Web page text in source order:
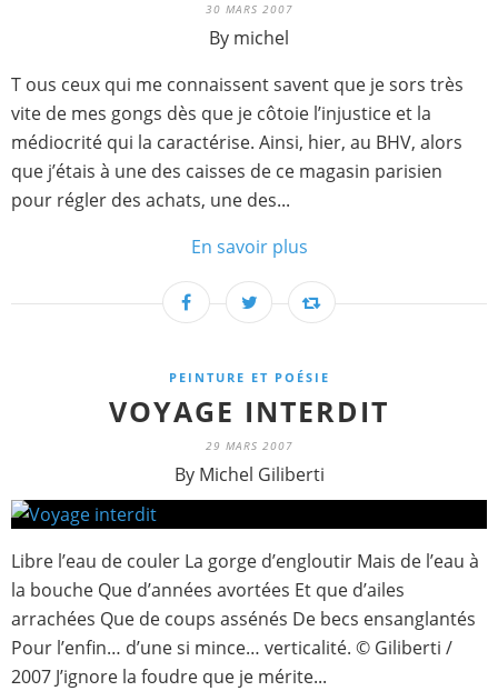
30 MARS 2007
By michel
T ous ceux qui me connaissent savent que je sors très
vite de mes gongs dès que je côtoie l’injustice et la
médiocrité qui la caractérise. Ainsi, hier, au BHV, alors
que j’étais à une des caisses de ce magasin parisien
pour régler des achats, une des...
En savoir plus
PEINTURE ET POÉSIE
VOYAGE INTERDIT
29 MARS 2007
By Michel Giliberti
Libre l’eau de couler La gorge d’engloutir Mais de l’eau à
la bouche Que d’années avortées Et que d’ailes
arrachées Que de coups assénés De becs ensanglantés
Pour l’enfin… d’une si mince… verticalité. © Giliberti /
2007 J’ignore la foudre que je mérite...